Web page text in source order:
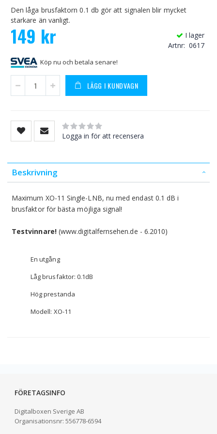
Den låga brusfaktorn 0.1 db gör att signalen blir mycket
starkare än vanligt.
149 kr
I lager
Artnr
0617
Köp nu och betala senare!
LÄGG I KUNDVAGN
Rating:
0% of100
Logga in för att recensera
Beskrivning
Maximum XO-11 Single-LNB, nu med endast 0.1 dB i
brusfaktor för bästa möjliga signal!
Testvinnare!(www.digitalfernsehen.de - 6.2010)
En utgång
Låg brusfaktor: 0.1dB
Högprestanda
Modell: XO-11
FÖRETAGSINFO
Digitalboxen Sverige AB
Organisationsnr: 556778-6594